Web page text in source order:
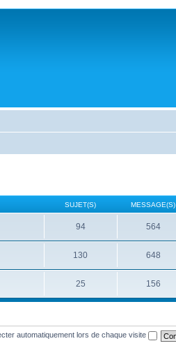
SUJET(S) MESSAGE(S)
94 564
130 648
25 156
automatiquement lors de chaque visite